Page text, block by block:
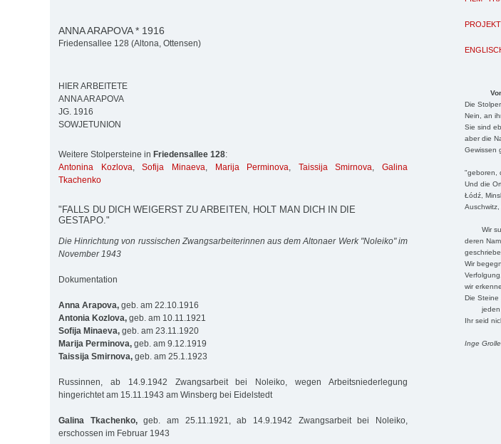
Die
Nein, an
Sie sind
aber die
Gewissen
"geboren,
Und die
Łódź,
Wir
deren
Wir
Verfolgung,
wir
Die Steine
jeden
Ihr seid
Inge Grolle
ANNA ARAPOVA * 1916
Friedensallee 128 (Altona, Ottensen)
HIER ARBEITETE
ANNA ARAPOVA
JG. 1916
SOWJETUNION
Weitere Stolpersteine in Friedensallee 128:
Antonina Kozlova,Sofija Minaeva, Marija Perminova, Taissija Smirnova, Galina
Tkachenko
"FALLS DU DICH WEIGERST ZU ARBEITEN, HOLT MAN DICH IN DIE
GESTAPO."
Die Hinrichtung von russischen Zwangsarbeiterinnen aus dem Altonaer Werk "Noleiko" im
November 1943
Dokumentation
Anna Arapova, geb. am 22.10.1916
Antonia Kozlova, geb. am 10.11.1921
Sofija Minaeva, geb. am 23.11.1920
Marija Perminova, geb. am 9.12.1919
Taissija Smirnova, geb. am 25.1.1923
Russinnen, ab 14.9.1942 Zwangsarbeit bei Noleiko, wegen Arbeitsniederlegung
hingerichtet am 15.11.1943 am Winsberg bei Eidelstedt
Galina Tkachenko,geb. am 25.11.1921, ab 14.9.1942 Zwangsarbeit bei Noleiko,
erschossen im Februar 1943